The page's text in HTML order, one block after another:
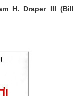
H. Draper III (Bill